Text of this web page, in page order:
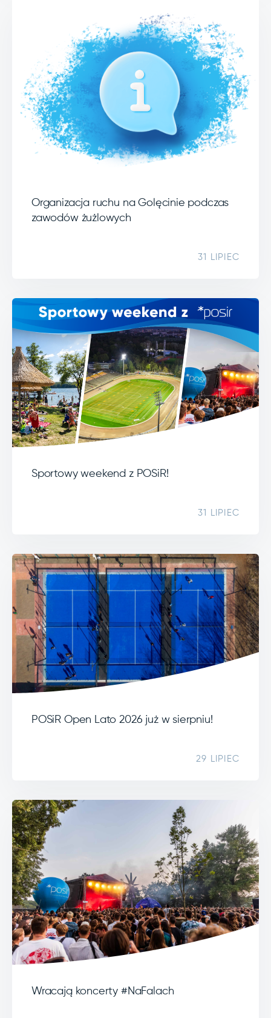
Organizacja ruchu na Golęcinie podczas
zawodów żużlowych
31 LIPIEC
Sportowy weekend z POSiR!
31 LIPIEC
POSiR Open Lato 2026 już w sierpniu!
29 LIPIEC
Wracają koncerty #NaFalach